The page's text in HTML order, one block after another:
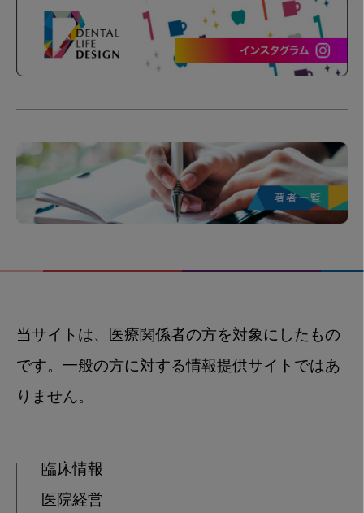
当サイトは、医療関係者の方を対象にしたもの
です。一般の方に対する情報提供サイトではあ
りません。
臨床情報
医院経営